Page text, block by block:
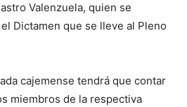
Valenzuela, quien se
Dictamen que se lleve al Pleno
cajemense tendrá que contar
miembros de la respectiva